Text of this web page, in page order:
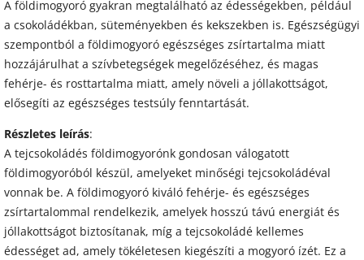
A földimogyoró gyakran megtalálható az édességekben, például
a csokoládékban, süteményekben és kekszekben is. Egészségügyi
szempontból a földimogyoró egészséges zsírtartalma miatt
hozzájárulhat a szívbetegségek megelőzéséhez, és magas
fehérje- és rosttartalma miatt, amely növeli a jóllakottságot,
elősegíti az egészséges testsúly fenntartását.
Részletes leírás:
A tejcsokoládés földimogyorónk gondosan válogatott
földimogyoróból készül, amelyeket minőségi tejcsokoládéval
vonnak be. A földimogyoró kiváló fehérje- és egészséges
zsírtartalommal rendelkezik, amelyek hosszú távú energiát és
jóllakottságot biztosítanak, míg a tejcsokoládé kellemes
édességet ad, amely tökéletesen kiegészíti a mogyoró ízét. Ez a